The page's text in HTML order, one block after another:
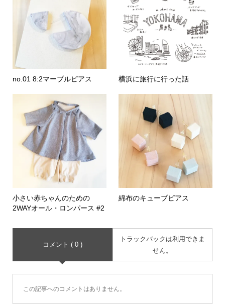
no.01 8:2マーブルピアス 横浜に旅行に行った話
小さい赤ちゃんのための
2WAYオール・ロンパース #2
綿布のキューブピアス
コメント ( 0 )
トラックバックは利用できま
せん。
この記事へのコメントはありません。